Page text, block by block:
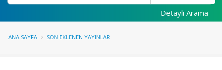
Detaylı Arama
ANA SAYFA SON EKLENEN YAYINLAR